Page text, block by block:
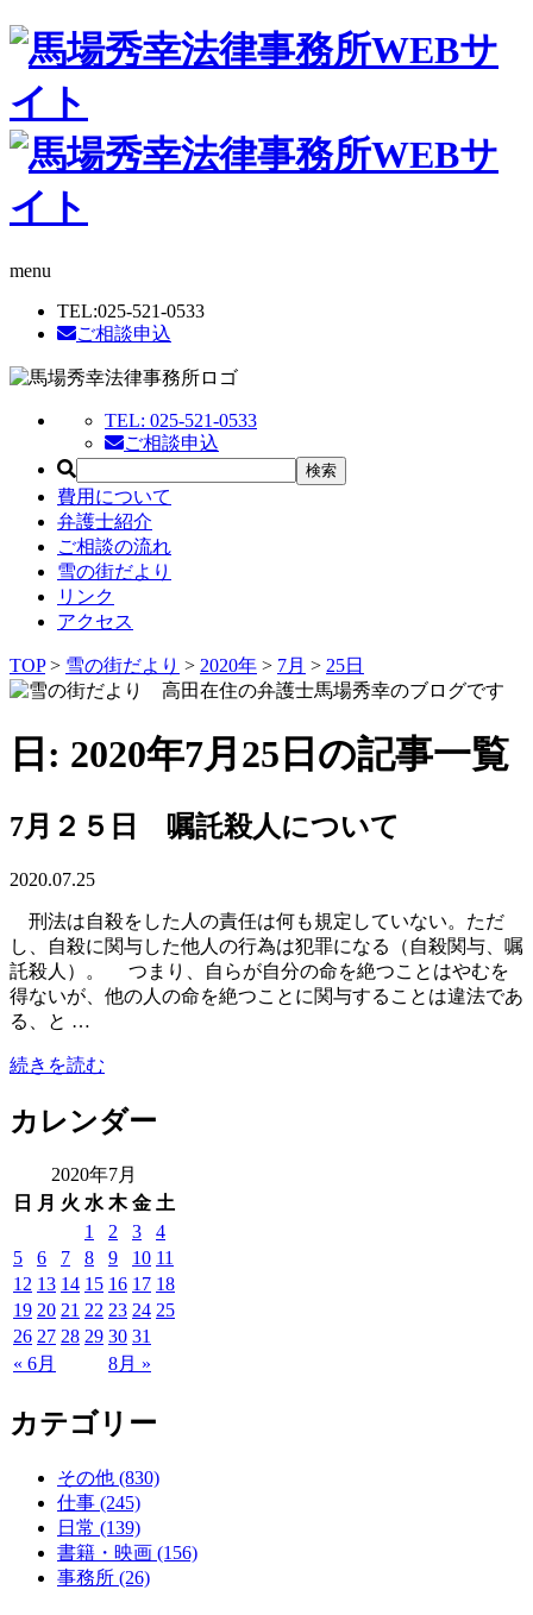
menu
TEL:025-521-0533
ご相談申込
TEL: 025-521-0533
ご相談申込
費用について
弁護士紹介
ご相談の流れ
雪の街だより
リンク
アクセス
TOP> 雪の街だより > 2020年 > 7月 > 25日
日: 2020年7月25日の記事一覧
7月２５日 嘱託殺人について
2020.07.25
刑法は自殺をした人の責任は何も規定していない。ただ
し、自殺に関与した他人の行為は犯罪になる（自殺関与、嘱
託殺人）。 つまり、自らが自分の命を絶つことはやむを
得ないが、他の人の命を絶つことに関与することは違法であ
る、と …
続きを読む
カレンダー
2020年7月
日 月 火 水 木 金 土
« 6月 8月 »
1 2 3
4
5
6 7 8 9 10 11
12 13 14 15 16 17 18
19 20 21 22 23 24 25
26 27 28 29 30 31
カテゴリー
その他 (830)
仕事 (245)
日常 (139)
書籍・映画 (156)
事務所 (26)